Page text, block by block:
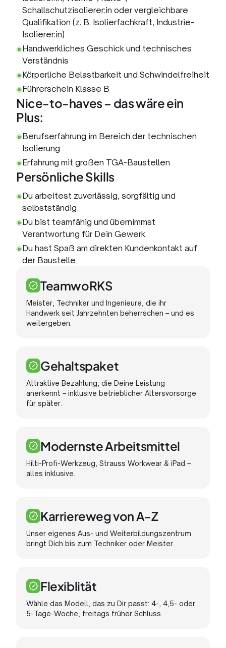
Schallschutzisolierer:in oder vergleichbare
Qualifikation (z. B. Isolierfachkraft, Industrie-
Isolierer:in)
Handwerkliches Geschick und technisches
Verständnis
Körperliche Belastbarkeit und Schwindelfreiheit
Führerschein Klasse B
Nice-to-haves – das wäre ein
Plus:
Berufserfahrung im Bereich der technischen
Isolierung
Erfahrung mit großen TGA-Baustellen
Persönliche Skills
Du arbeitest zuverlässig, sorgfältig und
selbstständig
Du bist teamfähig und übernimmst
Verantwortung für Dein Gewerk
Du hast Spaß am direkten Kundenkontakt auf
der Baustelle
TeamwoRKS
Meister, Techniker und Ingenieure, die ihr
Handwerk seit Jahrzehnten beherrschen – und es
weitergeben.
Gehaltspaket
Attraktive Bezahlung, die Deine Leistung
anerkennt – inklusive betrieblicher Altersvorsorge
für später.
Modernste Arbeitsmittel
Hilti-Profi-Werkzeug, Strauss Workwear & iPad –
alles inklusive.
Karriereweg von A-Z
Unser eigenes Aus- und Weiterbildungszentrum
bringt Dich bis zum Techniker oder Meister.
Flexiblität
Wähle das Modell, das zu Dir passt: 4-, 4,5- oder
5-Tage-Woche, freitags früher Schluss.